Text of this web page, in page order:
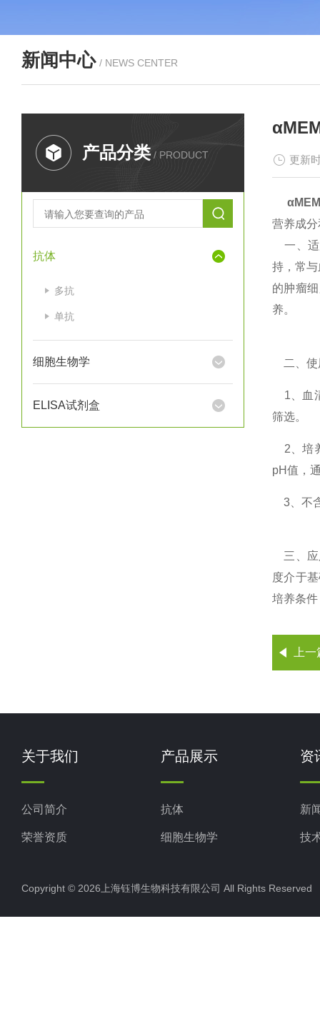
新闻中心 / NEWS CENTER
产品分类 / PRODUCT
抗体
多抗
单抗
细胞生物学
ELISA试剂盒
更新
营养成
一、适
持，常
的肿瘤
养。
二、使
1、血
筛选。
2、培
pH值，
3、不
三、应
度介于
培养条
上
关于我们
公司简介
荣誉资质
产品展示
抗体
细胞生物学
资
新
技
Copyright © 2026上海钰博生物科技有限公司 All Rights